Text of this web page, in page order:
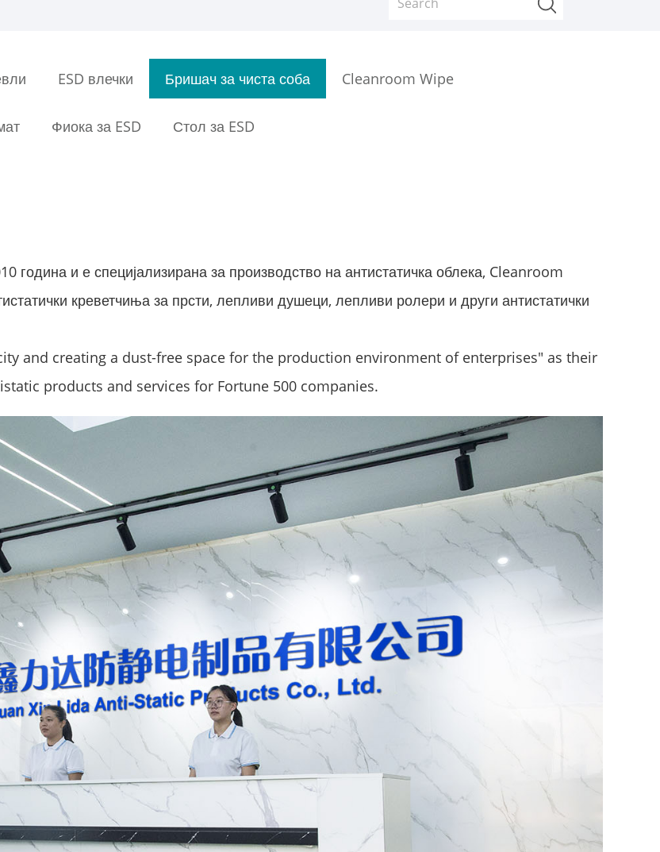
ESD влечки Бришач за чиста соба Cleanroom Wipe
Фиока за ESD Стол за ESD
и е специјализирана за производство на антистатичка облека, Cleanroom
креветчиња за прсти, лепливи душеци, лепливи ролери и други антистатички
and creating a dust-free space for the production environment of enterprises" as their
products and services for Fortune 500 companies.